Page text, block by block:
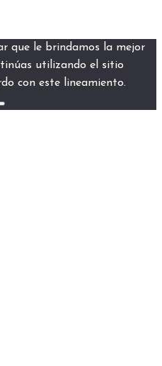
que le brindamos la mejor
utilizando el sitio
con este lineamiento.